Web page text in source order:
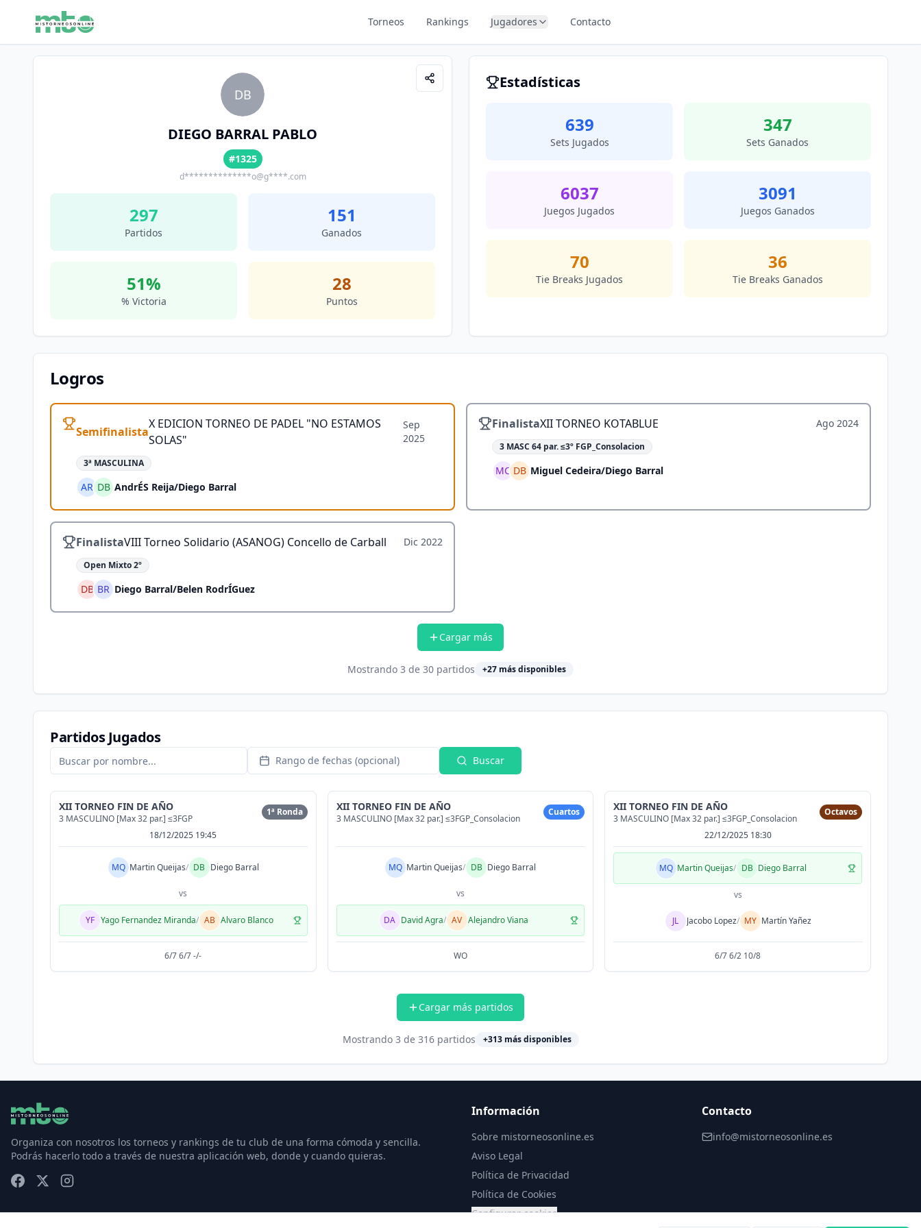
Torneos Rankings Jugadores Contacto
DB
DIEGO BARRAL PABLO
#1325
d**************o@g****.com
297
Partidos
151
Ganados
51%
% Victoria
28
Puntos
Estadísticas
639
Sets Jugados
347
Sets Ganados
6037
Juegos Jugados
3091
Juegos Ganados
70
Tie Breaks Jugados
36
Tie Breaks Ganados
Logros
Semifinalista
X EDICION TORNEO DE PADEL "NO ESTAMOS
SOLAS"
Sep
2025
3ª MASCULINA
AR DB AndrÉS Reija/Diego Barral
FinalistaXII TORNEO KOTABLUE Ago 2024
3 MASC 64 par. ≤3º FGP_Consolacion
MC DB Miguel Cedeira/Diego Barral
FinalistaVIII Torneo Solidario (ASANOG) Concello de Carball Dic 2022
Open Mixto 2º
DB BR Diego Barral/Belen RodrÍGuez
Cargar más
Mostrando 3 de 30 partidos +27 más disponibles
Partidos Jugados
Rango de fechas (opcional) Buscar
XII TORNEO FIN DE AÑO
3 MASCULINO [Max 32 par.] ≤3FGP
1ª Ronda
18/12/2025 19:45
MQ Martin Queijas/ DB Diego Barral
vs
YF Yago Fernandez Miranda/ AB Alvaro Blanco
6/7 6/7 -/-
XII TORNEO FIN DE AÑO
3 MASCULINO [Max 32 par.] ≤3FGP_Consolacion
Cuartos
MQ Martin Queijas/ DB Diego Barral
vs
DA David Agra/ AV Alejandro Viana
WO
XII TORNEO FIN DE AÑO
3 MASCULINO [Max 32 par.] ≤3FGP_Consolacion
Octavos
22/12/2025 18:30
MQ Martin Queijas/ DB Diego Barral
vs
JL Jacobo Lopez/ MY Martín Yañez
6/7 6/2 10/8
Cargar más partidos
Mostrando 3 de 316partidos +313más disponibles
Organiza con nosotros los torneos y rankings de tu club de una forma cómoda y sencilla.
Podrás hacerlo todo a través de nuestra aplicación web, donde y cuando quieras.
Información
Sobre mistorneosonline.es
Aviso Legal
Política de Privacidad
Política de Cookies
Configurar cookies
Contacto
info@mistorneosonline.es